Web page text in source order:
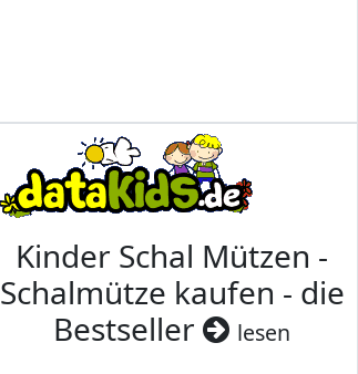
Kinder Schal Mützen -
Schalmütze kaufen - die
Bestseller
lesen